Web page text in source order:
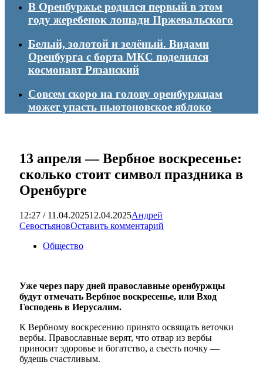
В Оренбуржье родился первый в этом
году жеребенок лошади Пржевальского
Белый, золотой и зелёный. Видами
Оренбурга с борта МКС поделился
космонавт Рязанский
Совсем скоро на голову оренбуржцам
может упасть ньютоновское яблоко
13 апреля — Вербное воскресенье:
сколько стоит символ праздника в
Оренбурге
12:27 / 11.04.202512.04.2025Андрей
СевостьяновОставить комментарий
Общество
Уже через пару дней православные оренбуржцы
будут отмечать Вербное воскресенье, или Вход
Господень в Иерусалим.
К Вербному воскресению принято освящать веточки
вербы. Православные верят, что отвар из вербы
приносит здоровье и богатство, а съесть почку —
будешь счастливым.